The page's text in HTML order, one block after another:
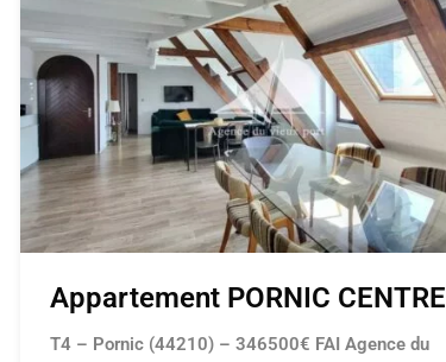
Appartement PORNIC CENTRE
T4 – Pornic (44210) – 346500€ FAI Agence du